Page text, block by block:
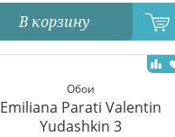
В корзину
Обои
Emiliana Parati Valentin
Yudashkin 3